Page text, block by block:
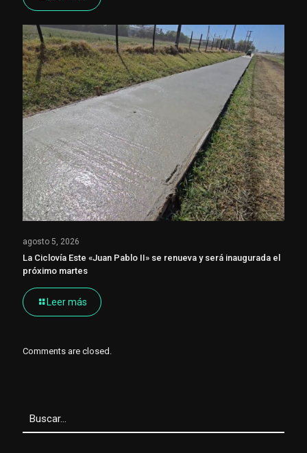
agosto 5, 2026
La Ciclovía Este «Juan Pablo II» se renueva y será inaugurada el
próximo martes
Leer más
Comments are closed.